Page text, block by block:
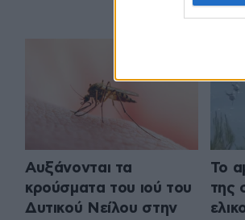
Αυξάνονται τα
κρούσματα του ιού του
Δυτικού Νείλου στην
Το
της